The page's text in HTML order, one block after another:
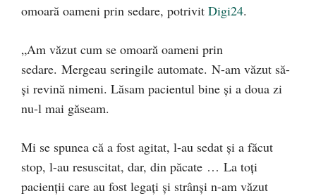
omoară oameni prin sedare, potrivit Digi24.
„Am văzut cum se omoară oameni prin
sedare. Mergeau seringile automate. N-am văzut să-
și revină nimeni. Lăsam pacientul bine și a doua zi
nu-l mai găseam.
Mi se spunea că a fost agitat, l-au sedat și a făcut
stop, l-au resuscitat, dar, din păcate … La toți
pacienții care au fost legați și strânși n-am văzut